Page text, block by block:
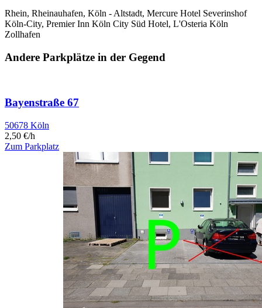
Rhein, Rheinauhafen, Köln - Altstadt, Mercure Hotel Severinshof
Köln-City, Premier Inn Köln City Süd Hotel, L'Osteria Köln
Zollhafen
Andere Parkplätze in der Gegend
Bayenstraße 67
50678 Köln
2,50 €/h
Zum Parkplatz